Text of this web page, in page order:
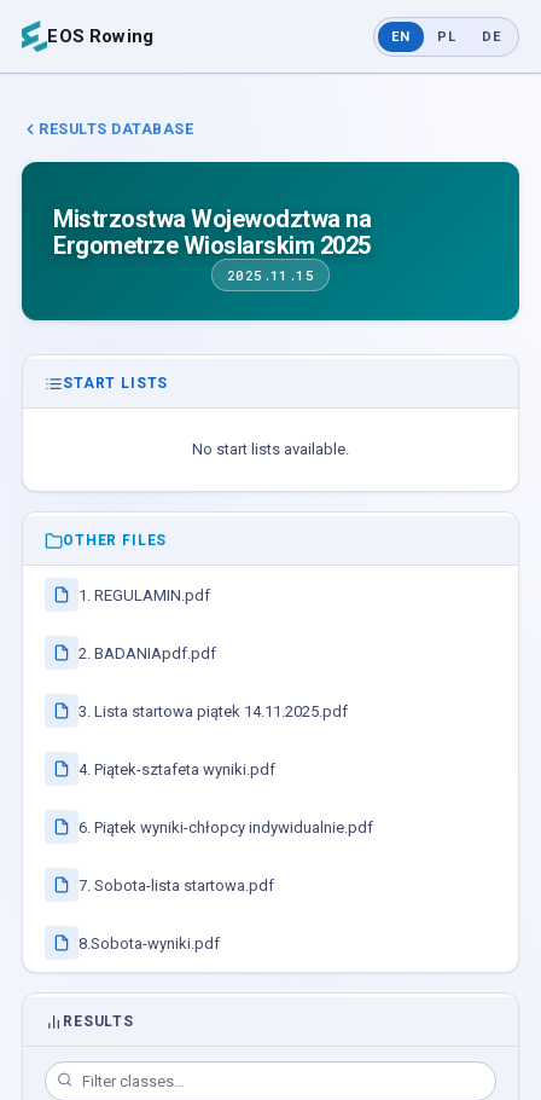
EOS Rowing EN PL DE
RESULTS DATABASE
Mistrzostwa Wojewodztwa na
Ergometrze Wioslarskim 2025
2025.11.15
START LISTS
No start lists available.
OTHER FILES
1. REGULAMIN.pdf
2. BADANIApdf.pdf
3. Lista startowa piątek 14.11.2025.pdf
4. Piątek-sztafeta wyniki.pdf
6. Piątek wyniki-chłopcy indywidualnie.pdf
7. Sobota-lista startowa.pdf
8.Sobota-wyniki.pdf
RESULTS